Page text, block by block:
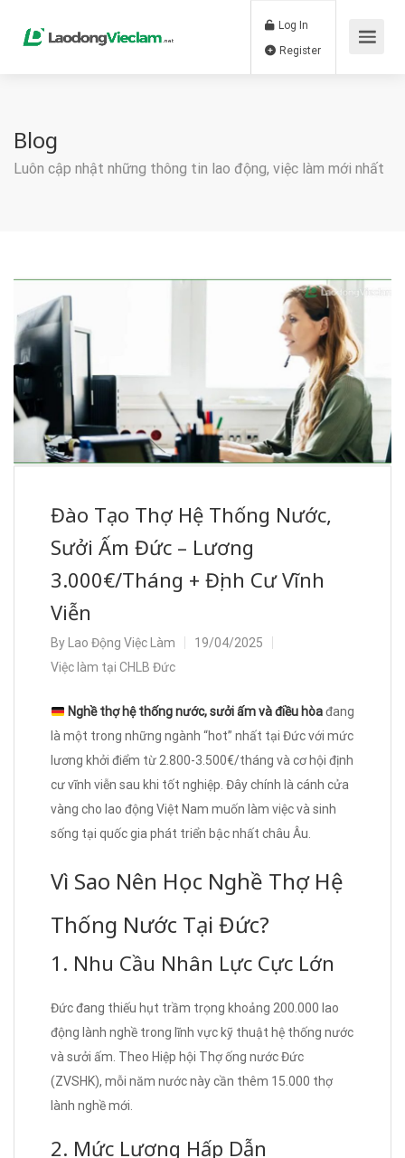
Log In
Blog
Luôn cập nhật những thông tin lao động, việc làm mới nhất
Đào Tạo Thợ Hệ Thống Nước,
Sưởi Ấm Đức – Lương
3.000€/Tháng + Định Cư Vĩnh
Viễn
By Lao Động Việc Làm
19/04/2025
Việc làm tại CHLB Đức
Nghề thợ hệ thống nước, sưởi ấm và điều hòađang
là một trong những ngành “hot” nhất tại Đức với mức
lương khởi điểm từ 2.800-3.500€/tháng và cơ hội định
cư vĩnh viễn sau khi tốt nghiệp. Đây chính là cánh cửa
vàng cho lao động Việt Nam muốn làm việc và sinh
sống tại quốc gia phát triển bậc nhất châu Âu.
Vì Sao Nên Học Nghề Thợ Hệ
Thống Nước Tại Đức?
1. Nhu Cầu Nhân Lực Cực Lớn
Đức đang thiếu hụt trầm trọng khoảng 200.000 lao
động lành nghề trong lĩnh vực kỹ thuật hệ thống nước
và sưởi ấm. Theo Hiệp hội Thợ ống nước Đức
(ZVSHK), mỗi năm nước này cần thêm 15.000 thợ
lành nghề mới.
2. Mức Lương Hấp Dẫn